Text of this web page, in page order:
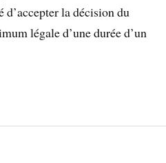
d’accepter la décision du
légale d’une durée d’un